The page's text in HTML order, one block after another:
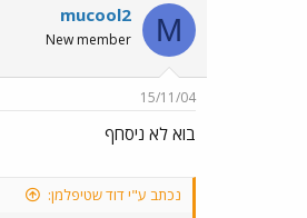
M
mucool2
New member
15/11/04
בוא לא ניסחף
נכתב ע"י דוד שטיפלמן: